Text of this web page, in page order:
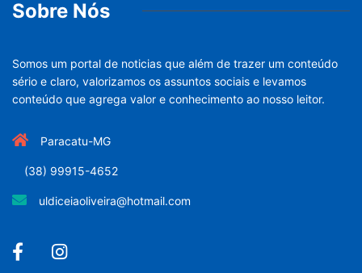
Sobre Nós
Somos um portal de noticias que além de trazer um conteúdo
sério e claro, valorizamos os assuntos sociais e levamos
conteúdo que agrega valor e conhecimento ao nosso leitor.
Paracatu-MG
(38) 99915-4652
uldiceiaoliveira@hotmail.com